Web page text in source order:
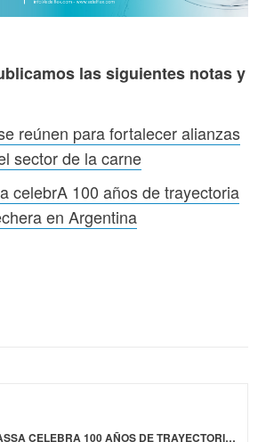
las siguientes notas y
reúnen para fortalecer alianzas
sector de la carne
celebrA 100 años de trayectoria
en Argentina
GRUPO CHIAVASSA CELEBRA 100 AÑOS DE TRAYECTORIA EN LA INDUSTRIA LECHERA EN ARGENTINA